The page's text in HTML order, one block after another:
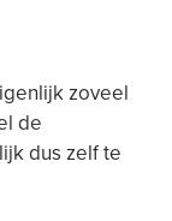
zoveel
de
dus zelf te